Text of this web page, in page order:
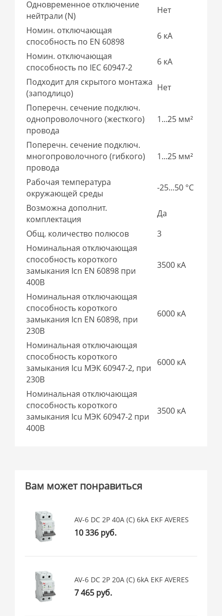
Одновременное отключение
нейтрали (N)
Нет
Номин. отключающая
способность по EN 60898
6 кА
Номин. отключающая
способность по IEC 60947-2
6 кА
Подходит для скрытого монтажа
(заподлицо)
Нет
Поперечн. сечение подключ.
однопроволочного (жесткого)
провода
1...25 мм²
Поперечн. сечение подключ.
многопроволочного (гибкого)
провода
1...25 мм²
Рабочая температура
окружающей среды
-25...50 °C
Возможна дополнит.
комплектация
Да
Общ. количество полюсов
3
Номинальная отключающая
способность короткого
замыкания Icn EN 60898 при
400В
3500 кА
Номинальная отключающая
способность короткого
замыкания Icn EN 60898, при
230В
6000 кА
Номинальная отключающая
способность короткого
замыкания Icu МЭК 60947-2, при
230В
6000 кА
Номинальная отключающая
способность короткого
замыкания Icu МЭК 60947-2 при
400В
3500 кА
Вам может понравиться
AV-6 DC 2P 40A (C) 6kA EKF AVERES
10 336 руб.
AV-6 DC 2P 20A (C) 6kA EKF AVERES
7 465 руб.